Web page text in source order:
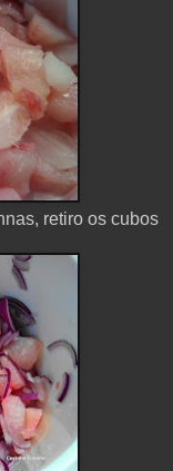
retiro os cubos